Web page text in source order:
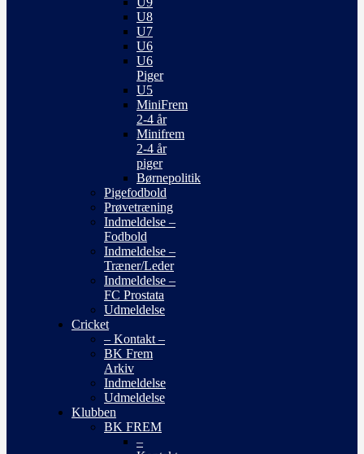
U8
U7
U6
U6
Piger
U5
MiniFrem
2-4 år
Minifrem
2-4 år
piger
Børnepolitik
Pigefodbold
Prøvetræning
Indmeldelse –
Fodbold
Indmeldelse –
Træner/Leder
Indmeldelse –
FC Prostata
Udmeldelse
Cricket
– Kontakt –
BK Frem
Arkiv
Indmeldelse
Udmeldelse
Klubben
BK FREM
–